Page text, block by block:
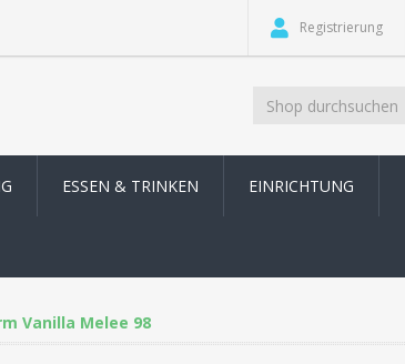
Registrierung
ESSEN & TRINKEN EINRICHTUNG
Vanilla Melee 98